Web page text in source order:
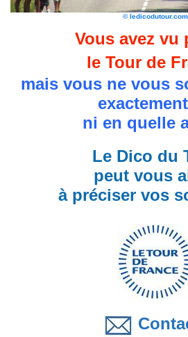
© ledicodutour.com
Vous avez vu
le Tour de
mais vous ne vous
ni en quelle
Le Dico du
peut vous
à préciser vos